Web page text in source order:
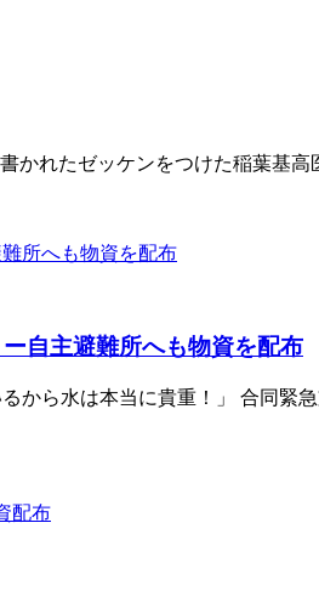
れたゼッケンをつけた稲葉基
自主避難所へも物資を配布
から水は本当に貴重！」 合同緊